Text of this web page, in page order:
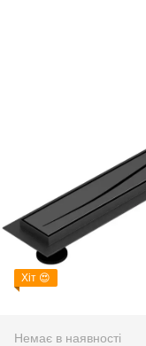
Хіт 😍
Немає в наявності